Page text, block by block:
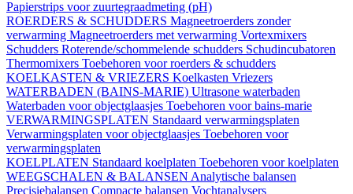
Papierstrips voor zuurtegraadmeting (pH)
ROERDERS & SCHUDDERS Magneetroerders zonder
verwarming Magneetroerders met verwarming Vortexmixers
Schudders Roterende/schommelende schudders Schudincubatoren
Thermomixers Toebehoren voor roerders & schudders
KOELKASTEN & VRIEZERS Koelkasten Vriezers
WATERBADEN (BAINS-MARIE) Ultrasone waterbaden
Waterbaden voor objectglaasjes Toebehoren voor bains-marie
VERWARMINGSPLATEN Standaard verwarmingsplaten
Verwarmingsplaten voor objectglaasjes Toebehoren voor
verwarmingsplaten
KOELPLATEN Standaard koelplaten Toebehoren voor koelplaten
WEEGSCHALEN & BALANSEN Analytische balansen
Precisiebalansen Compacte balansen Vochtanalysers